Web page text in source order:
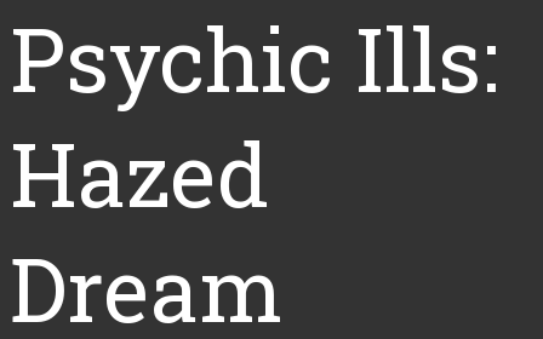
Psychic Ills:
Hazed
Dream